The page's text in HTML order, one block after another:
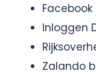
Facebook
Inloggen
Zalando